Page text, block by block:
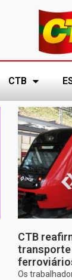
CTB
CTB
Os